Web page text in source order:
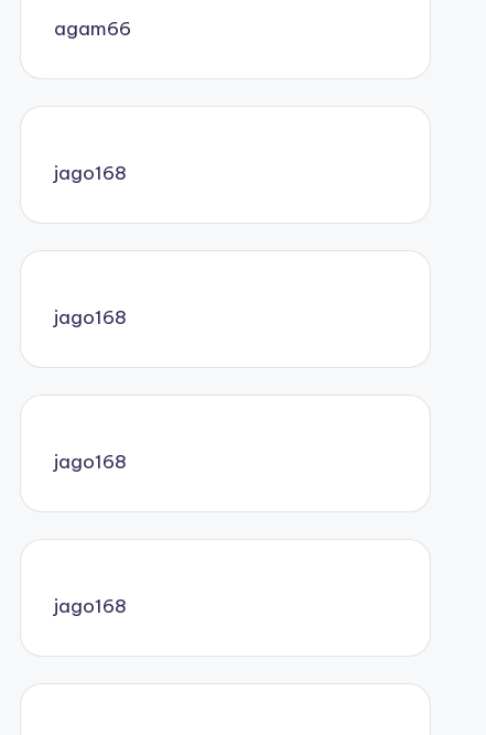
agam66
jago168
jago168
jago168
jago168